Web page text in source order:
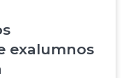
exalumnos